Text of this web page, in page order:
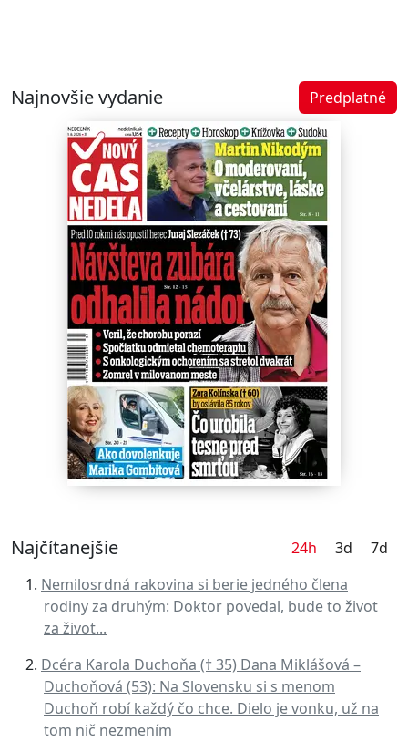
Najnovšie vydanie Predplatné
Najčítanejšie 24h 3d
7d
Nemilosrdná rakovina si berie jedného člena
rodiny za druhým: Doktor povedal, bude to život
za život...
Dcéra Karola Duchoňa († 35) Dana Miklášová –
Duchoňová (53): Na Slovensku si s menom
Duchoň robí každý čo chce. Dielo je vonku, už na
tom nič nezmením